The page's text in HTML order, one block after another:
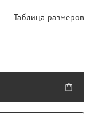
Таблица размеров